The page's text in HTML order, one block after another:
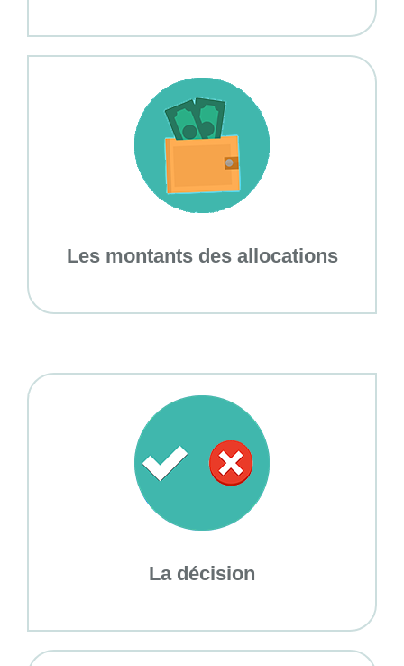
Les montants des allocations
La décision